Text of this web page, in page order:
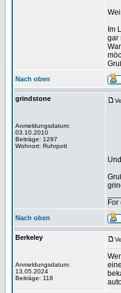
Im
gar
Nach oben
grindstone
Anmeldungsdatum:
03.10.2010
Beiträge: 1297
Wohnort: Ruhrpott
Nach oben
Berkeley
Anmeldungsdatum:
13.05.2024
Beiträge: 118